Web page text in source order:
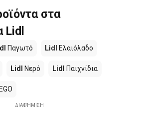
στα
Παγωτό Lidl Ελαιόλαδο
Lidl Νερό Lidl Παιχνίδια
ΔΙΑΦΉΜΙΣΗ